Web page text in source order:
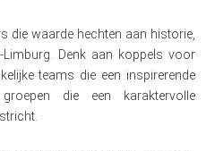
die waarde hechten aan historie,
Denk aan koppels voor
teams die een inspirerende
die een karaktervolle